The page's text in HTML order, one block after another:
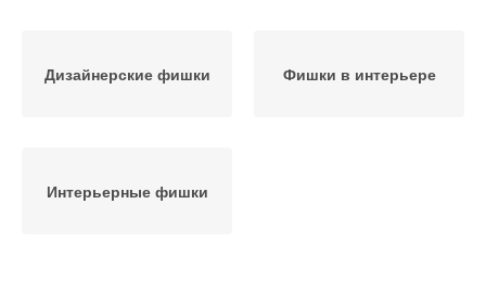
Дизайнерские фишки Фишки в интерьере
Интерьерные фишки